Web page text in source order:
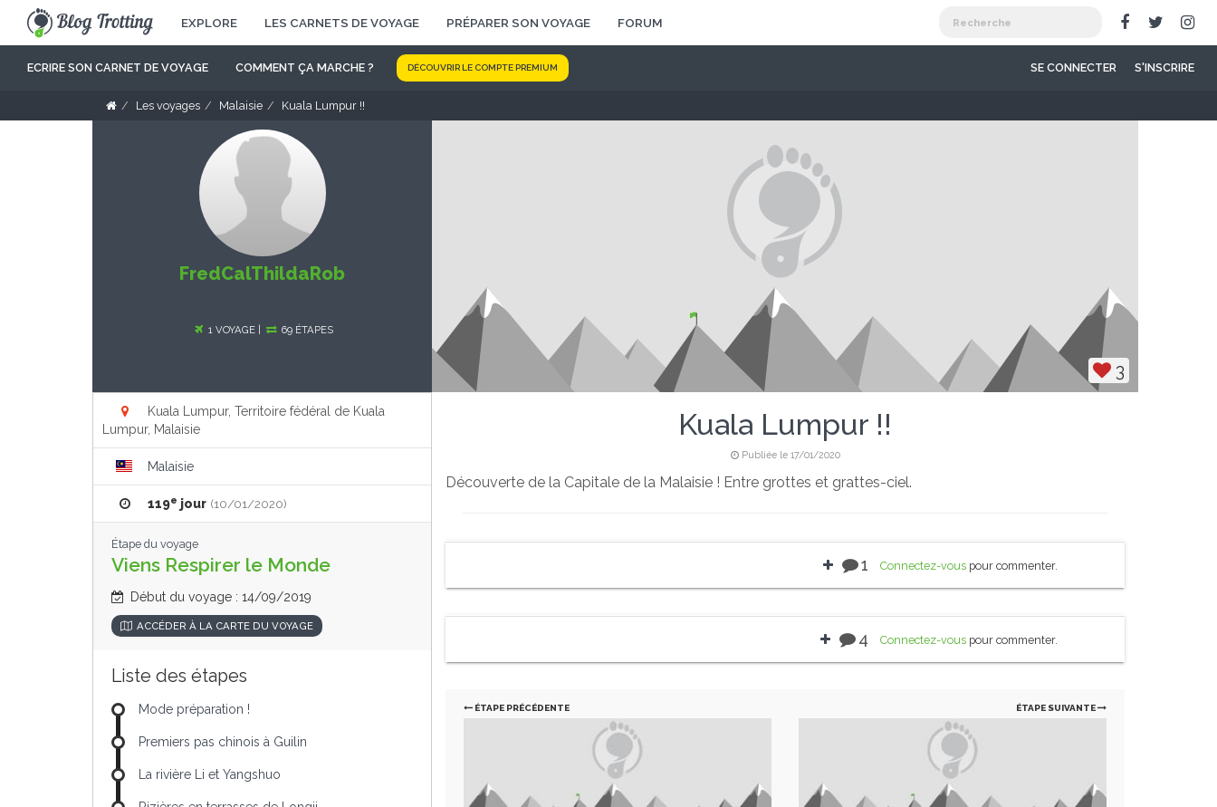
EXPLORE LES CARNETS DE VOYAGE PRÉPARER SON VOYAGE FORUM
ECRIRE SON CARNET DE VOYAGE COMMENT ÇA MARCHE ? DÉCOUVRIR LE COMPTE PREMIUM SE CONNECTER S'INSCRIRE
Les voyages Malaisie Kuala Lumpur !!
3
Kuala Lumpur !!
Publiée le 17/01/2020
Découverte de la Capitale de la Malaisie ! Entre grottes et grattes-ciel.
1 Connectez-vous pour commenter.
4 Connectez-vous pour commenter.
ÉTAPE PRÉCÉDENTE ÉTAPE SUIVANTE
FredCalThildaRob
1 VOYAGE | 69 ÉTAPES
Kuala Lumpur, Territoire fédéral de Kuala
Lumpur, Malaisie
Malaisie
119e jour (10/01/2020)
Étape du voyage
Viens Respirer le Monde
Début du voyage : 14/09/2019
ACCÉDER À LA CARTE DU VOYAGE
Liste des étapes
Mode préparation !
Premiers pas chinois à Guilin
La rivière Li et Yangshuo